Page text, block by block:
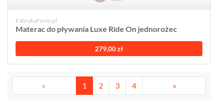
FabrykaForm.pl
Materac do pływania Luxe Ride On jednorożec
279,00 zł
« 1 2 3 4 »